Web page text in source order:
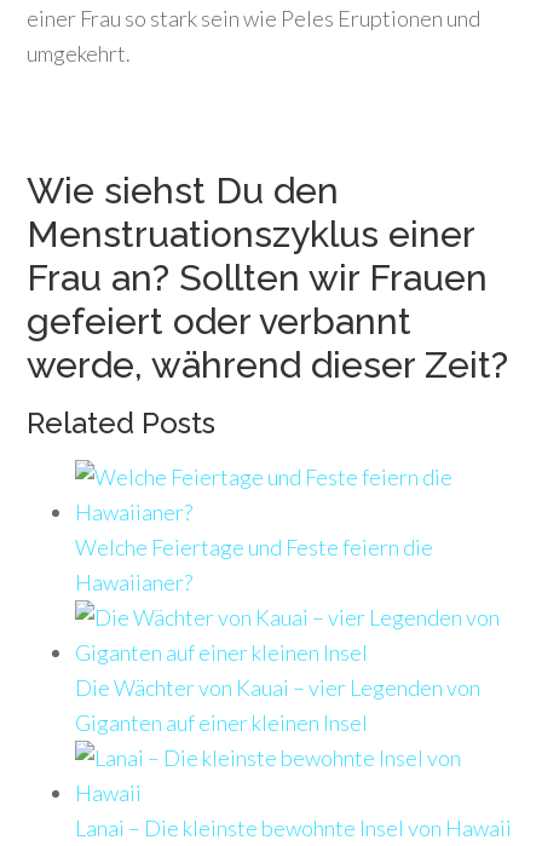
einer Frau so stark sein wie Peles Eruptionen und
umgekehrt.
Wie siehst Du den
Menstruationszyklus einer
Frau an? Sollten wir Frauen
gefeiert oder verbannt
werde, während dieser Zeit?
Related Posts
Welche Feiertage und Feste feiern die
Hawaiianer?
Die Wächter von Kauai – vier Legenden von
Giganten auf einer kleinen Insel
Lanai – Die kleinste bewohnte Insel von Hawaii